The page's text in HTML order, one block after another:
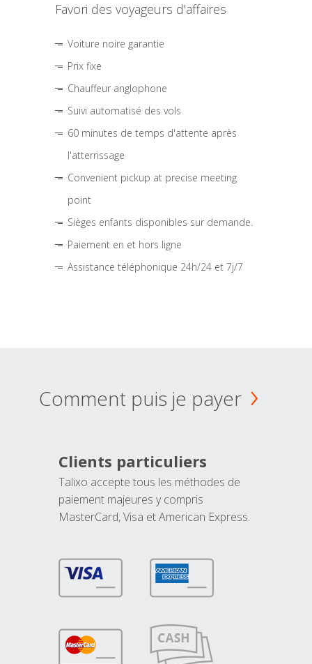
Favori des voyageurs d'affaires
Voiture noire garantie
Prix fixe
Chauffeur anglophone
Suivi automatisé des vols
60 minutes de temps d'attente après
l'atterrissage
Convenient pickup at precise meeting
point
Sièges enfants disponibles sur demande.
Paiement en et hors ligne
Assistance téléphonique 24h/24 et 7j/7
Comment puis je payer
Clients particuliers
Talixo accepte tous les méthodes de
paiement majeures y compris
MasterCard, Visa et American Express.